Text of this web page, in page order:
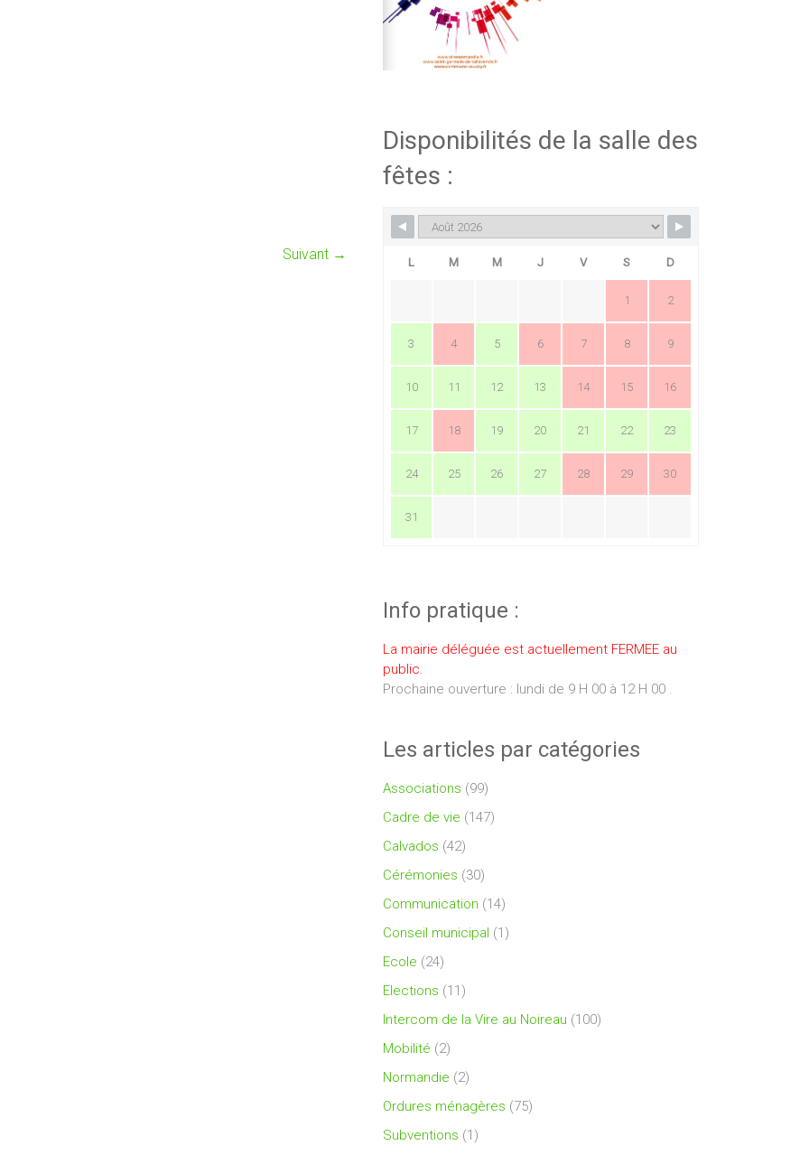
Suivant →
Disponibilités de la salle des
fêtes :
L M M J V S D
1 2
3 4 5 6 7 8 9
10 11 12 13 14 15 16
17 18 19 20 21 22 23
24 25 26 27 28 29 30
31
Info pratique :
La mairie déléguée est actuellement FERMEE au
public.
Prochaine ouverture : lundi de 9 H 00 à 12 H 00 .
Les articles par catégories
Associations (99)
Cadre de vie (147)
Calvados (42)
Cérémonies (30)
Communication (14)
Conseil municipal (1)
Ecole (24)
Elections (11)
Intercom de la Vire au Noireau (100)
Mobilité (2)
Normandie (2)
Ordures ménagères (75)
Subventions (1)